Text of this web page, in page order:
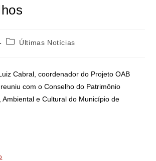
Últimas Notícias
Cabral, coordenador do Projeto OAB
com o Conselho do Patrimônio
Ambiental e Cultural do Município de